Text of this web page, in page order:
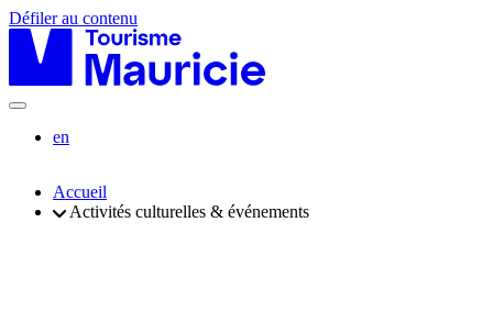
Défiler au contenu
en
Accueil
Activités culturelles & événements